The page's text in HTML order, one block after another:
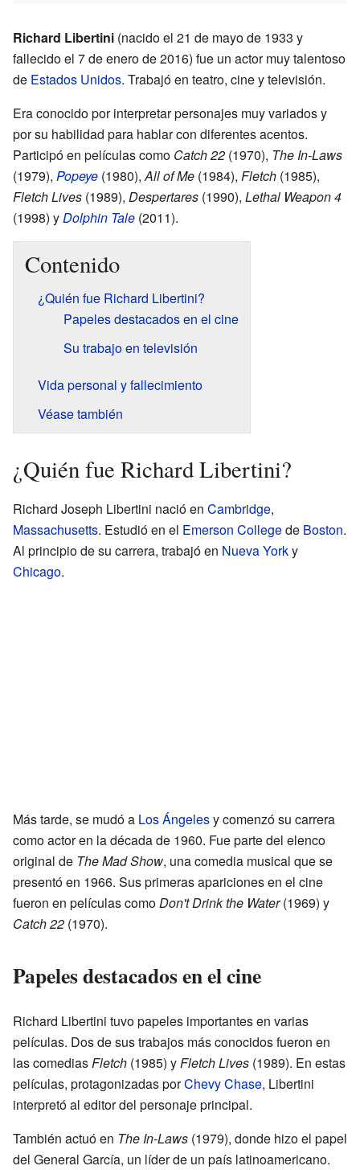
Richard Libertini (nacido el 21 de mayo de 1933 y
fallecido el 7 de enero de 2016) fue un actor muy talentoso
de Estados Unidos. Trabajó en teatro, cine y televisión.
Era conocido por interpretar personajes muy variados y
por su habilidad para hablar con diferentes acentos.
Participó en películas como Catch 22 (1970), The In-Laws
(1979), Popeye (1980),All of Me (1984), Fletch (1985),
Fletch Lives (1989), Despertares (1990), Lethal Weapon 4
(1998) yDolphin Tale (2011).
Contenido
¿Quién fue Richard Libertini?
Papeles destacados en el cine
Su trabajo en televisión
Vida personal y fallecimiento
Véase también
¿Quién fue Richard Libertini?
Richard Joseph Libertini nació en Cambridge,
Massachusetts. Estudió en el Emerson Collegede Boston.
Al principio de su carrera, trabajó en Nueva Yorky
Chicago.
Más tarde, se mudó a Los Ángelesy comenzó su carrera
como actor en la década de 1960. Fue parte del elenco
original de The Mad Show, una comedia musical que se
presentó en 1966. Sus primeras apariciones en el cine
fueron en películas comoDon't Drink the Water(1969) y
Catch 22 (1970).
Papeles destacados en el cine
Richard Libertini tuvo papeles importantes en varias
películas. Dos de sus trabajos más conocidos fueron en
las comediasFletch (1985) yFletch Lives (1989). En estas
películas, protagonizadas porChevy Chase, Libertini
interpretó al editor del personaje principal.
También actuó en The In-Laws (1979), donde hizo el papel
del General García, un líder de un país latinoamericano.